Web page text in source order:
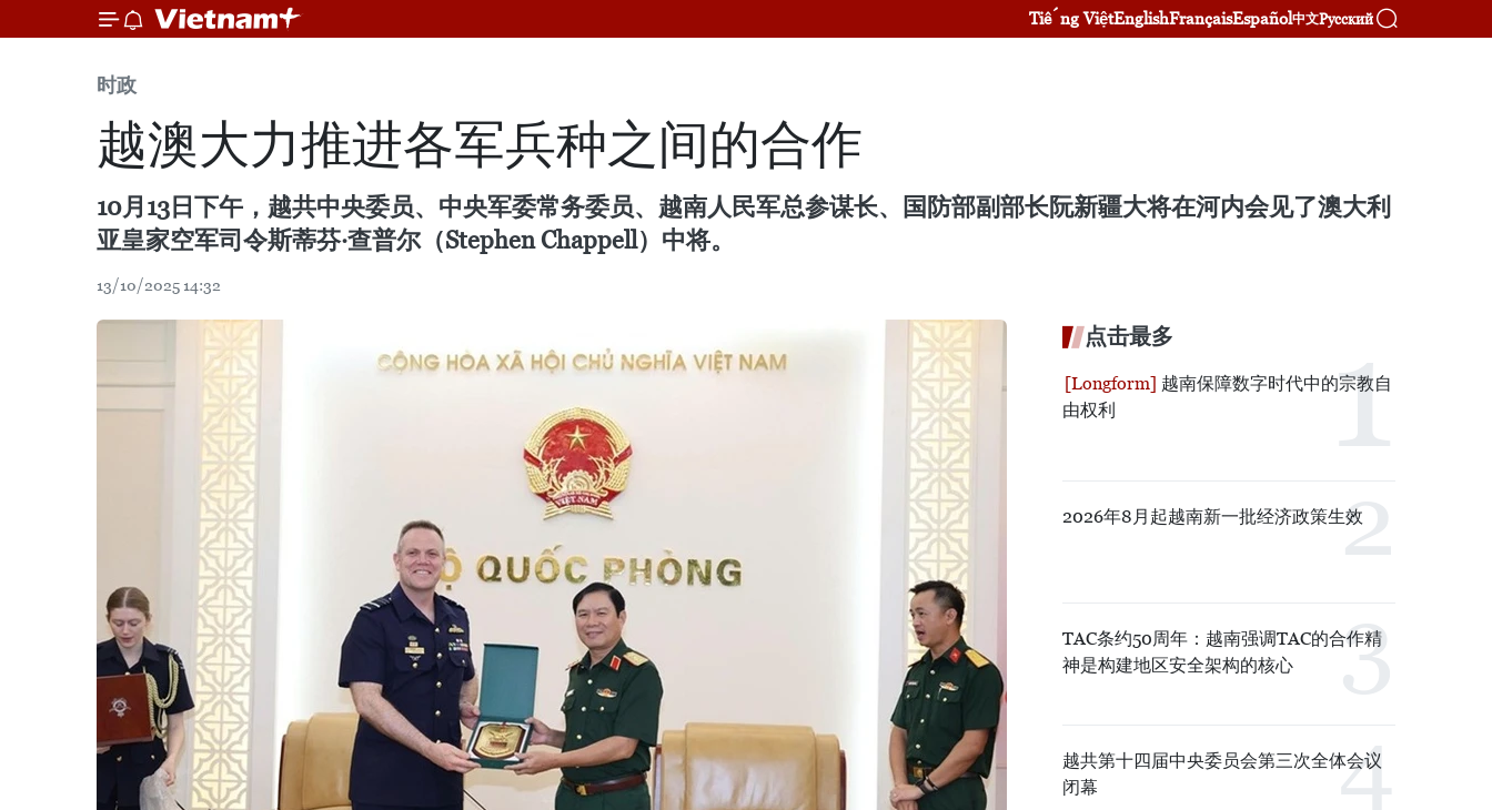
Tiếng ViệtEnglishFrançaisEspañol中文Русский
时政
越澳大力推进各军兵种之间的合作
10月13日下午，越共中央委员、中央军委常务委员、越南人民军总参谋长、国防部副部长阮新疆大将在河内会见了澳大利
亚皇家空军司令斯蒂芬·查普尔（Stephen Chappell）中将。
13/10/2025 14:32
点击最多
越南保障数字时代中的宗教自
由权利
2026年8月起越南新一批经济政策生效
TAC条约50周年：越南强调TAC的合作精
神是构建地区安全架构的核心
越共第十四届中央委员会第三次全体会议
闭幕